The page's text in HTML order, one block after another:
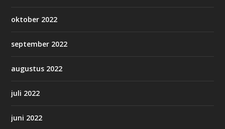
oktober 2022
september 2022
augustus 2022
juli 2022
juni 2022